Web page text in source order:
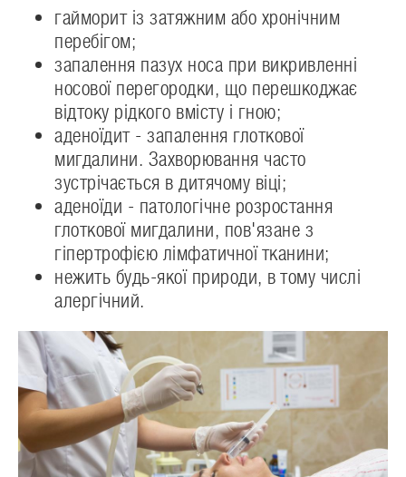
гайморит із затяжним або хронічним
перебігом;
запалення пазух носа при викривленні
носової перегородки, що перешкоджає
відтоку рідкого вмісту і гною;
аденоїдит - запалення глоткової
мигдалини. Захворювання часто
зустрічається в дитячому віці;
аденоїди - патологічне розростання
глоткової мигдалини, пов'язане з
гіпертрофією лімфатичної тканини;
нежить будь-якої природи, в тому числі
алергічний.